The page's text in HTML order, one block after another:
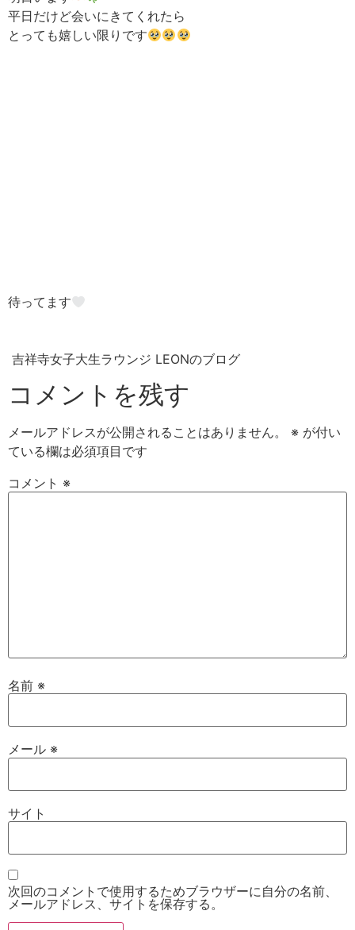
平日だけど会いにきてくれたら
とっても嬉しい限りです
待ってます
吉祥寺女子大生ラウンジ LEONのブログ
コメントを残す
メールアドレスが公開されることはありません。 ※ が付い
ている欄は必須項目です
コメント ※
名前 ※
メール ※
サイト
次回のコメントで使用するためブラウザーに自分の名前、
メールアドレス、サイトを保存する。